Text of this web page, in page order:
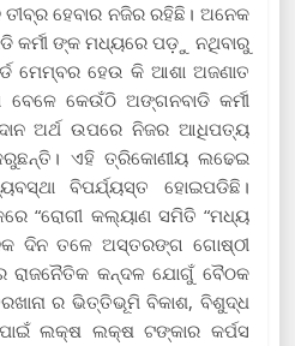
ହେବାର ନଜିର ରହିଛି। ଅନେକ
କର୍ମୀ ଙ୍କ ମଧ୍ୟରେ ପଡ଼ୁ ନଥିବାରୁ
ମେମ୍ବର ହେଉ କି ଆଶା ଅଜଣାତ
ବେଳେ କେଉଁଠି ଅଙ୍ଗନବାଡି କର୍ମୀ
ଅର୍ଥ ଉପରେ ନିଜର ଆଧିପତ୍ୟ
ଏହି ତ୍ରିକୋଣୀୟ ଲଢେଇ
ବିପର୍ଯ୍ୟସ୍ତ ହୋଇପଡିଛି।
“ରୋଗୀ କଲ୍ୟାଣ ସମିତି “ମଧ୍ୟ
ଦିନ ତଳେ ଅସ୍ତରଙ୍ଗ ଗୋଷ୍ଠୀ
ରାଜନୈତିକ କନ୍ଦଳ ଯୋଗୁଁ ବୈଠକ
ର ଭିତ୍ତିଭୂମି ବିକାଶ, ବିଶୁଦ୍ଧ
ଲକ୍ଷ ଲକ୍ଷ ଟଙ୍କାର କର୍ପସ